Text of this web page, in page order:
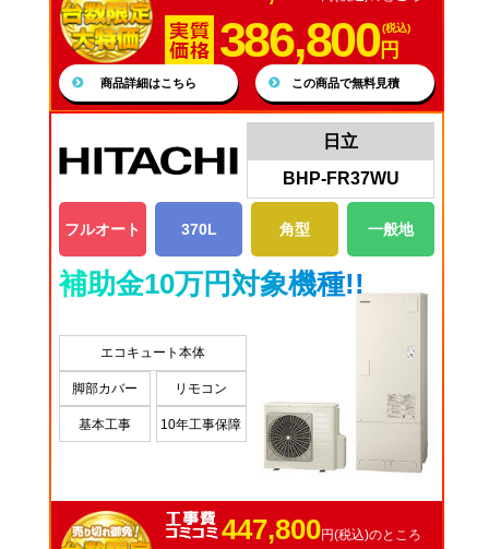
386,800(税込)
円
商品詳細はこちら この商品で無料見積
日立
BHP-FR37WU
フルオート 370L 角型 一般地
補助金10万円対象機種!!
エコキュート本体
脚部カバー リモコン
基本工事 10年工事保障
447,800円(税込)のところ